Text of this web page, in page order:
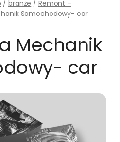
/ branże / Remont –
Samochodowy- car
Mechanik
car